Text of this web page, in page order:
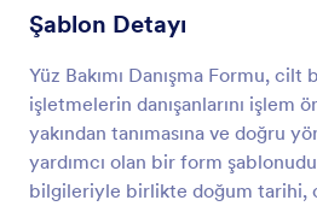
Şablon Detayı
Yüz Bakımı Danışma Formu, cilt
işletmelerin danışanlarını işlem
yakından tanımasına ve doğru
yardımcı olan bir form
bilgileriyle birlikte doğum